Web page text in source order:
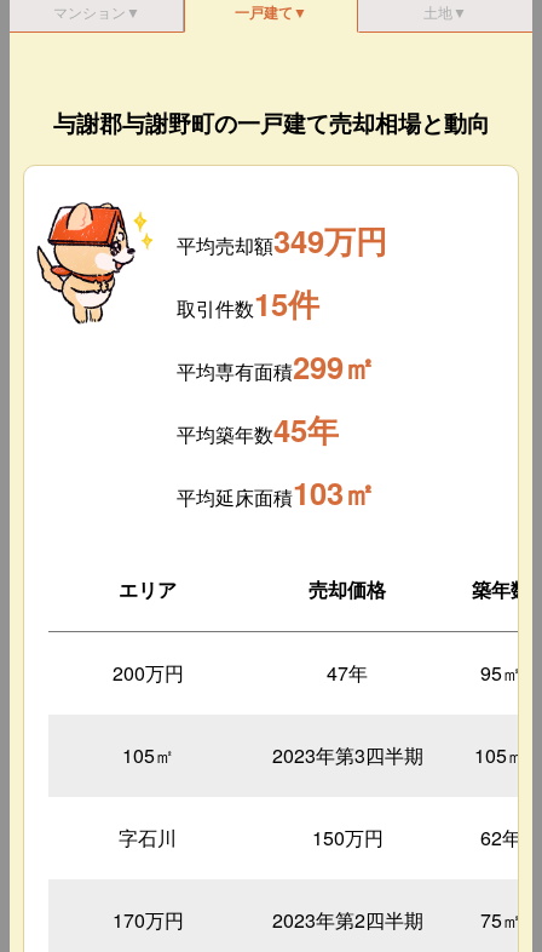
マンション▼ 一戸建て▼ 土地▼
与謝郡与謝野町の一戸建て売却相場と動向
平均売却額349万円
取引件数15件
平均専有面積299㎡
平均築年数45年
平均延床面積103㎡
エリア 売却価格 築年数
200万円 47年 95㎡
105㎡ 2023年第3四半期 105㎡
字石川 150万円 62年
170万円 2023年第2四半期 75㎡